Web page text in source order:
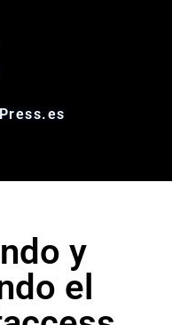
y
el